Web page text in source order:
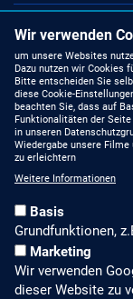
YouTube
Linkedin
ALLGEMEINES,
Wir verwenden
um unsere Websites
Dazu nutzen wir Cookies
Bitte entscheiden Sie
diese Cookie-
beachten Sie, dass auf
Funktionalitäten der
in unseren
Wiedergabe unsere Filme
zu erleichtern
Weitere Informationen
Basis
Grundfunktionen,
Marketing
Wir verwenden
dieser Website zu